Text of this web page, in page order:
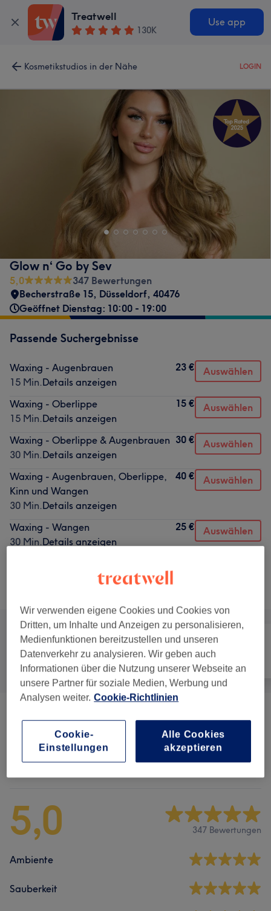
Treatwell
130K
Use app
Kosmetikstudios in der Nähe LOGIN
Glow n‘ Go by Sev
5,0
347 Bewertungen
Becherstraße 15, Düsseldorf, 40476
Geöffnet Dienstag: 10:00 - 19:00
Passende Suchergebnisse
Waxing - Augenbrauen
15 Min.Details anzeigen
23 € Auswählen
Waxing - Oberlippe
15 Min.Details anzeigen
15 € Auswählen
Waxing - Oberlippe & Augenbrauen
30 Min.Details anzeigen
30 € Auswählen
Waxing - Augenbrauen, Oberlippe,
Kinn und Wangen
30 Min.Details anzeigen
40 € Auswählen
Waxing - Wangen
30 Min.Details anzeigen
25 € Auswählen
Nicht gefunden wonach du gesucht hast?
Alle Haarentfernung
Waxing (5)
Salonbewertungen
5,0 347 Bewertungen
Ambiente
Sauberkeit
Wir verwenden eigene Cookies und Cookies von
Dritten, um Inhalte und Anzeigen zu personalisieren,
Medienfunktionen bereitzustellen und unseren
Datenverkehr zu analysieren. Wir geben auch
Informationen über die Nutzung unserer Webseite an
unsere Partner für soziale Medien, Werbung und
Analysen weiter. Cookie-Richtlinien
Cookie-
Einstellungen
Alle Cookies
akzeptieren